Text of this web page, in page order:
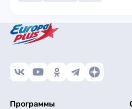
Программы